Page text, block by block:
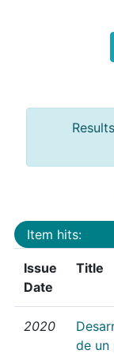
Item hits:
Issue
Date
Title
2020
de un